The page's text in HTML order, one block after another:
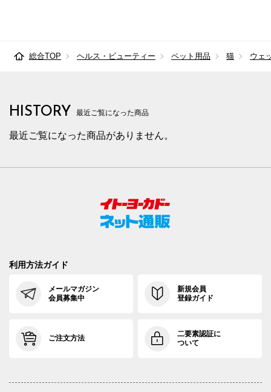
総合TOP ヘルス・ビューティー ペット用品 猫 ウェ
HISTORY 最近ご覧になった商品
最近ご覧になった商品がありません。
利用方法ガイド
メールマガジン
会員募集中
新規会員
登録ガイド
ご注文方法
二要素認証に
ついて